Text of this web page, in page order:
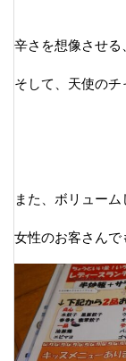
辛さを想像させる
そして、天使の
また、ボリュー
女性のお客さん